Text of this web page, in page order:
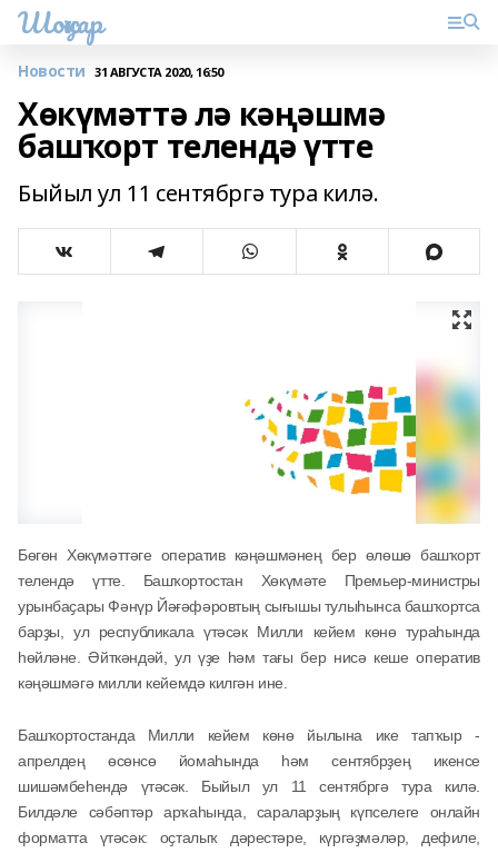
Шоңҡар
Новости 31 АВГУСТА 2020, 16:50
Хөкүмәттә лә кәңәшмә
башҡорт телендә үтте
Быйыл ул 11 сентябргә тура килә.
Бөгөн Хөкүмәттәге оператив кәңәшмәнең бер өлөшө башҡорт
телендә үтте. Башҡортостан Хөкүмәте Премьер-министры
урынбаҫары Фәнүр Йәғәфәровтың сығышы тулыһынса башҡортса
барҙы, ул республикала үтәсәк Милли кейем көнө тураһында
һөйләне. Әйткәндәй, ул үҙе һәм тағы бер нисә кеше оператив
кәңәшмәгә милли кейемдә килгән ине.
Башҡортостанда Милли кейем көнө йылына ике тапҡыр -
апрелдең өсөнсө йомаһында һәм сентябрҙең икенсе
шишәмбеһендә үтәсәк. Быйыл ул 11 сентябргә тура килә.
Билдәле сәбәптәр арҡаһында, сараларҙың күпселеге онлайн
форматта үтәсәк: оҫталыҡ дәрестәре, күргәҙмәләр, дефиле,